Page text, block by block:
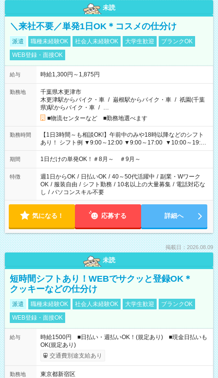
未読
＼来社不要／単発1日OK＊コスメの仕分け
派遣 職種未経験OK 社会人未経験OK 大学生歓迎
ブランクOK
WEB登録・面接OK
給与 時給1,300円～1,875円
勤務地
千葉県木更津市
木更津駅からバイク・車 / 巌根駅からバイク・車 / 祇園(千葉
県)駅からバイク・車 / …
■物流センターなど ■勤務地選べます
勤務時間
【1日3時間～も相談OK!】午前中のみや18時以降などのシフト
あり！ シフト例 ▼9:00～12:00 ▼9:00～17:00 ▼10:00～19:00
▼18:00～21:00
期間 1日だけの単発OK！＃8月～ ＃9月～
特徴 週1日からOK / 日払いOK / 40～50代活躍中 / 副業・Wワーク
OK / 服装自由 / シフト勤務 / 10名以上の大量募集 / 電話対応な
し / パソコンスキル不要
気になる！ 応募する 詳細へ
掲載日：2026.08.09
未読
短時間シフトあり！WEBでサクッと登録OK＊
クッキーなどの仕分け
派遣 職種未経験OK 社会人未経験OK 大学生歓迎
ブランクOK
WEB登録・面接OK
給与
時給1500円 ■日払い・週払いOK！(規定あり) ■現金日払いも
OK(規定あり)
交通費別途支給あり
勤務地
東京都新宿区